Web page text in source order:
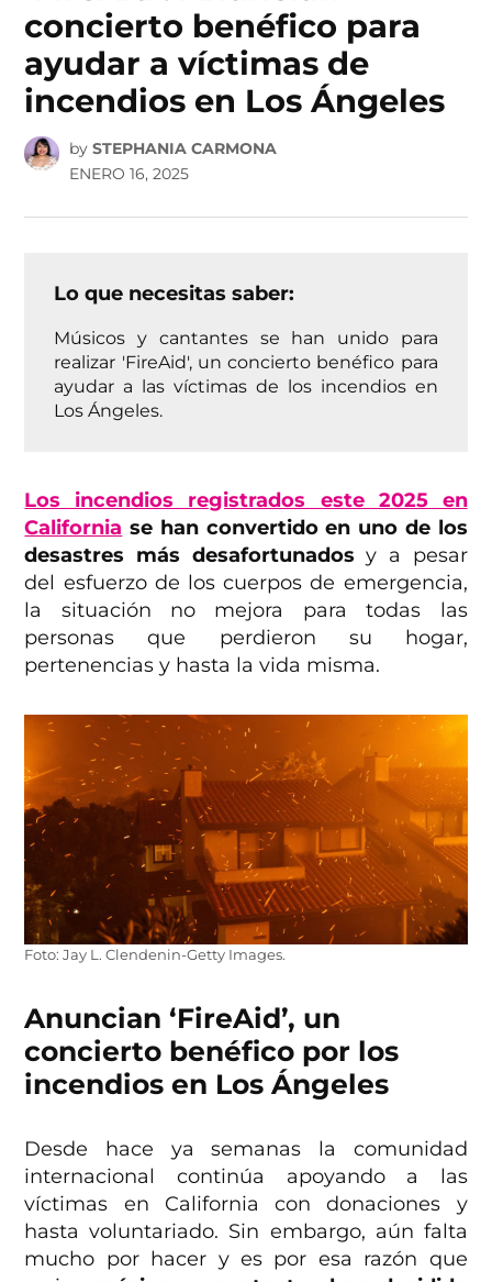
concierto benéfico para
ayudar a víctimas de
incendios en Los Ángeles
by STEPHANIA CARMONA
ENERO 16, 2025
Lo que necesitas saber:
Músicos y cantantes se han unido para
realizar 'FireAid', un concierto benéfico para
ayudar a las víctimas de los incendios en
Los Ángeles.
Los incendios registrados este 2025 en
California se han convertido en uno de los
desastres más desafortunados y a pesar
del esfuerzo de los cuerpos de emergencia,
la situación no mejora para todas las
personas que perdieron su hogar,
pertenencias y hasta la vida misma.
Foto: Jay L. Clendenin-Getty Images.
Anuncian ‘FireAid’, un
concierto benéfico por los
incendios en Los Ángeles
Desde hace ya semanas la comunidad
internacional continúa apoyando a las
víctimas en California con donaciones y
hasta voluntariado. Sin embargo, aún falta
mucho por hacer y es por esa razón que